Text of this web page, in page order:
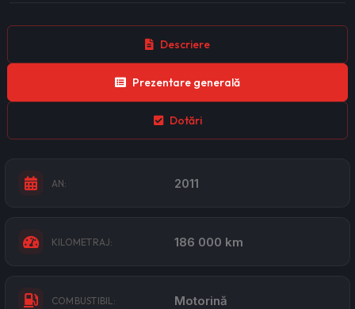
Descriere
Prezentare generală
Dotări
AN: 2011
KILOMETRAJ: 186 000 km
COMBUSTIBIL: Motorină